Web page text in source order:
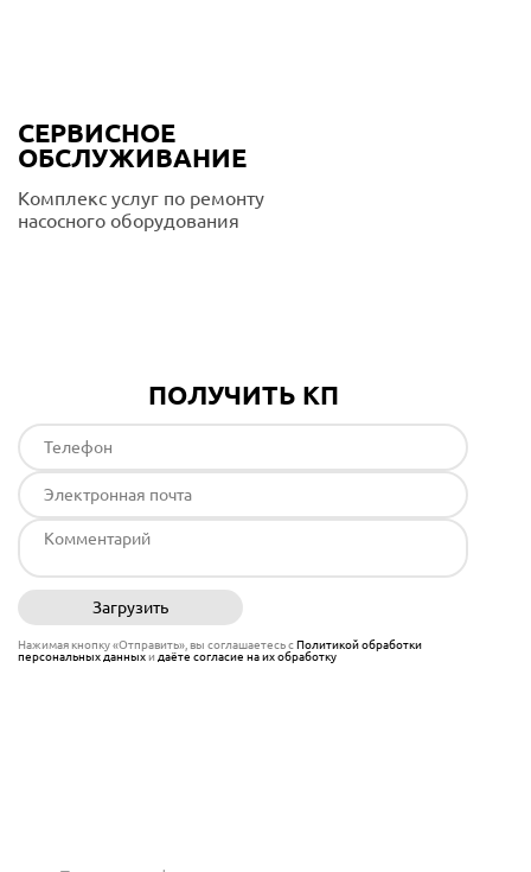
СЕРВИСНОЕ
ОБСЛУЖИВАНИЕ
Комплекс услуг по ремонту
насосного оборудования
ПОЛУЧИТЬ КП
Загрузить
Нажимая кнопку «Отправить», вы соглашаетесь сПолитикой обработки
персональных данныхи даёте согласие на их обработку